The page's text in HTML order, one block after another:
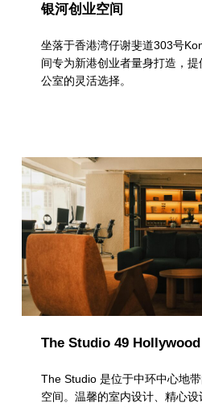
C
e
g
o
r
y
：
共
设
银河创业空间
坐落于香港湾仔谢斐道303号
间专为新港创业者量身打造，
公室的灵活选择。
The Studio 49
The Studio 是位于中环中心地
空间。温馨的室内设计、精心设